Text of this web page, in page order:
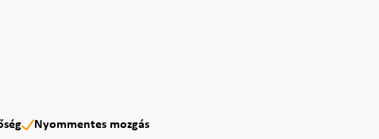
Nyommentes mozgás